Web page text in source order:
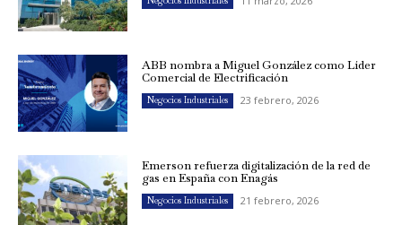
ABB nombra a Miguel González como Líder
Comercial de Electrificación
Negocios Industriales 23 febrero, 2026
Emerson refuerza digitalización de la red de
gas en España con Enagás
Negocios Industriales 21 febrero, 2026